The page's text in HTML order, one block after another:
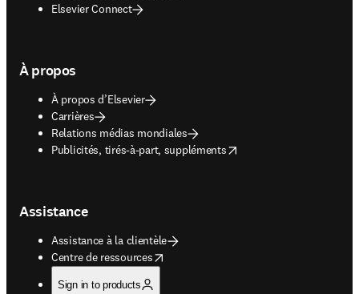
Elsevier Connect
À propos
À propos d’Elsevier
Carrières
Relations médias mondiales
Publicités, tirés-à-part, suppléments
opens in new tab/window
Assistance
Assistance à la clientèle
Centre de ressources
opens in new tab/window
Sign in to products